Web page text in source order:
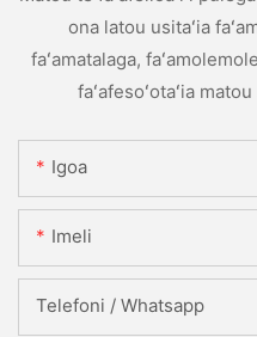
ona latou usitaʻia
faʻamatalaga,
faʻafesoʻotaʻia
Igoa
Imeli
Telefoni / Whatsapp